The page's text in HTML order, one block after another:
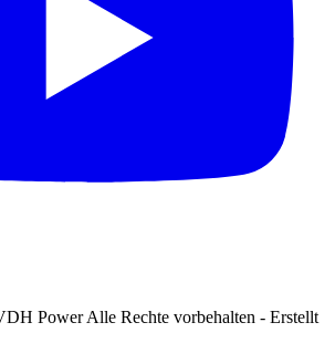
Power Alle Rechte vorbehalten - Erstellt